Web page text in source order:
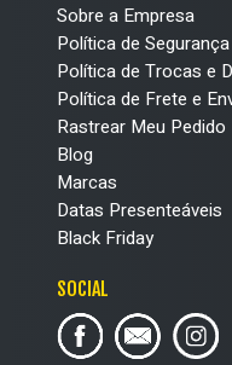
Sobre a Empresa
Política de
Política de Trocas e
Política de Frete e
Rastrear Meu Pedido
Blog
Marcas
Datas Presenteáveis
Black Friday
SOCIAL